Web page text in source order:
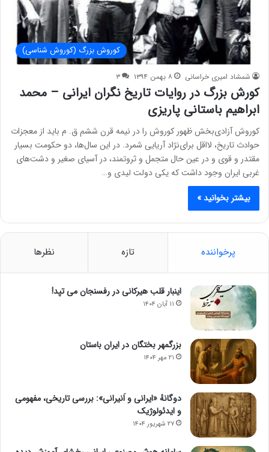
کوروش بزرگ (کوروش شناسی)
شمشاد امیری خراسانی ۸ بهمن ۱۳۹۴ ۳
کورش بزرگ در روایات تاریخ نگران ایرانی – محمد
ابراهیم باستانی پاریزی
کوروش آزادی‌بخش ظهور کوروش را در نیمه قرن ششم ق. م باید از معجزات
حوادث تاریخ، لااقل برای‌نژاد آریایی شمرد. در این سال‌ها، دو حکومت بسیار
مقتدر و قوی و در عین حال متجمل و ثروتمند، در آسیای صغیر و دشت‌های
غربی ایران وجود داشت که یکی دولت لیدی و…
بیشتر بخوانید »
پرخواننده تازه نظرها
اینبار قلب هیرکانی در رفسنجان می تپد!
۱۱ آبان ۱۴۰۴
بزرگمهر بختگان در ایران باستان
۲۱ مهر ۱۴۰۴
دوگانهٔ «ایرانی و اَنیرانی»: بررسی تاریخی، مفهومی
و ایدئولوژیک
۲۷ شهریور ۱۴۰۴